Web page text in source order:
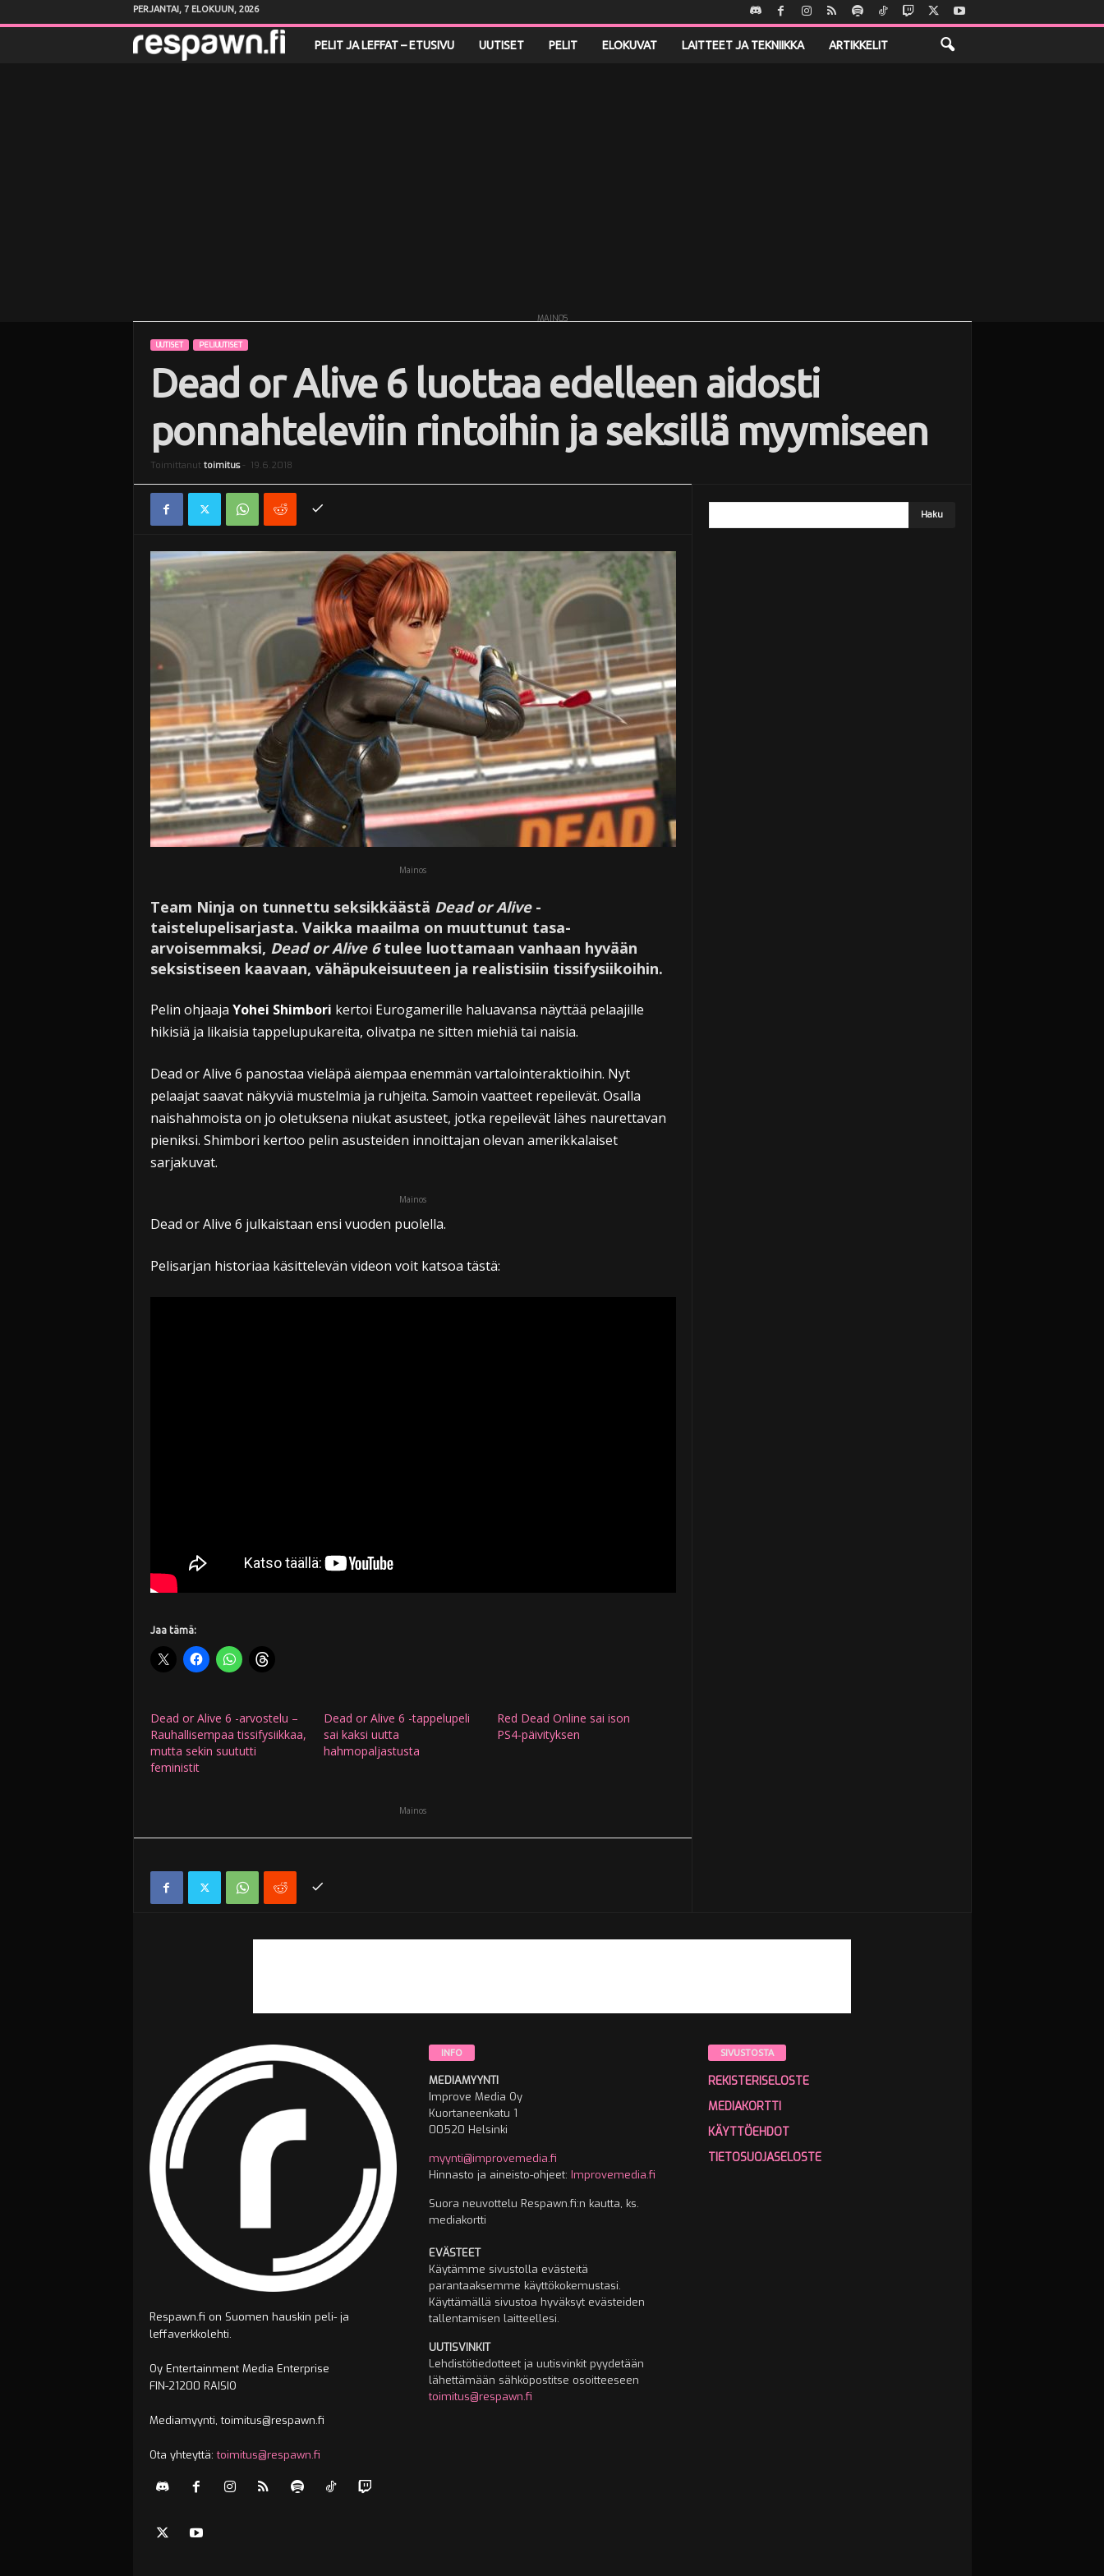
PERJANTAI, 7 ELOKUUN, 2026
i
PELIT JA LEFFAT – ETUSIVU UUTISET PELIT ELOKUVAT LAITTEET JA TEKNIIKKA ARTIKKELIT
MAINOS
UUTISET PELIUUTISET
Dead or Alive 6 luottaa edelleen aidosti
ponnahteleviin rintoihin ja seksillä myymiseen
Toimittanut toimitus- 19.6.2018
Mainos
Team Ninja on tunnettu seksikkäästä Dead or Alive-
taistelupelisarjasta. Vaikka maailma on muuttunut tasa-
arvoisemmaksi, Dead or Alive 6tulee luottamaan vanhaan hyvään
seksistiseen kaavaan, vähäpukeisuuteen ja realistisiin tissifysiikoihin.
Pelin ohjaaja Yohei Shimbori kertoi Eurogamerille haluavansa näyttää pelaajille
hikisiä ja likaisia tappelupukareita, olivatpa ne sitten miehiä tai naisia.
Dead or Alive 6 panostaa vieläpä aiempaa enemmän vartalointeraktioihin. Nyt
pelaajat saavat näkyviä mustelmia ja ruhjeita. Samoin vaatteet repeilevät. Osalla
naishahmoista on jo oletuksena niukat asusteet, jotka repeilevät lähes naurettavan
pieniksi. Shimbori kertoo pelin asusteiden innoittajan olevan amerikkalaiset
sarjakuvat.
Mainos
Dead or Alive 6 julkaistaan ensi vuoden puolella.
Pelisarjan historiaa käsittelevän videon voit katsoa tästä:
Jaa tämä:
Dead or Alive 6 -arvostelu –
Rauhallisempaa tissifysiikkaa,
mutta sekin suututti
feministit
Dead or Alive 6 -tappelupeli
sai kaksi uutta
hahmopaljastusta
Red Dead Online sai ison
PS4-päivityksen
Mainos
Respawn.fi on Suomen hauskin peli- ja
leffaverkkolehti.
Oy Entertainment Media Enterprise
FIN-21200 RAISIO
Mediamyynti, toimitus@respawn.fi
Ota yhteyttä:toimitus@respawn.fi
INFO
MEDIAMYYNTI
Improve Media Oy
Kuortaneenkatu 1
00520 Helsinki
myynti@improvemedia.fi
Hinnasto ja aineisto-ohjeet: Improvemedia.fi
Suora neuvottelu Respawn.fi:n kautta, ks.
mediakortti
EVÄSTEET
Käytämme sivustolla evästeitä
parantaaksemme käyttökokemustasi.
Käyttämällä sivustoa hyväksyt evästeiden
tallentamisen laitteellesi.
UUTISVINKIT
Lehdistötiedotteet ja uutisvinkit pyydetään
lähettämään sähköpostitse osoitteeseen
toimitus@respawn.fi
SIVUSTOSTA
REKISTERISELOSTE
MEDIAKORTTI
KÄYTTÖEHDOT
TIETOSUOJASELOSTE